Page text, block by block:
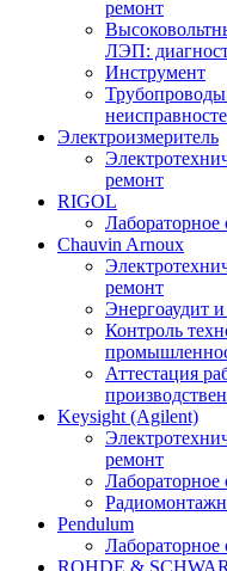
ремонт
ЛЭП:
Инструмент
Электроизмеритель
ремонт
RIGOL
Лабораторное
Chauvin Arnoux
ремонт
Энергоаудит
Контроль
Аттестация
Keysight (Agilent)
ремонт
Лабораторное
Pendulum
Лабораторное
ROHDE &